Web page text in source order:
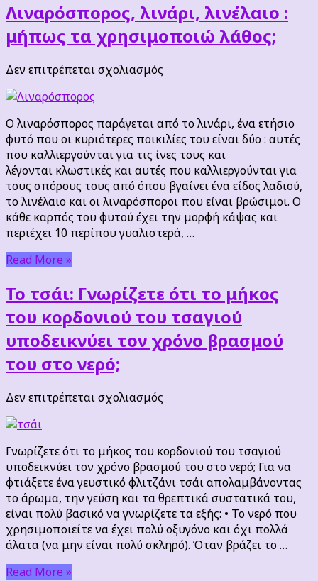
Λιναρόσπορος, λινάρι, λινέλαιο :
μήπως τα χρησιμοποιώ λάθος;
Δεν επιτρέπεται σχολιασμός
λινέλαιο
:
μήπως
τα
χρησιμοποιώ
λάθος;
Ο λιναρόσπορος παράγεται από το λινάρι, ένα ετήσιο
φυτό που οι κυριότερες ποικιλίες του είναι δύο : αυτές
που καλλιεργούνται για τις ίνες τους και
λέγονται κλωστικές και αυτές που καλλιεργούνται για
τους σπόρους τους από όπου βγαίνει ένα είδος λαδιού,
το λινέλαιο και οι λιναρόσποροι που είναι βρώσιμοι. Ο
κάθε καρπός του φυτού έχει την μορφή κάψας και
περιέχει 10 περίπου γυαλιστερά, …
Read More »
Το τσάι: Γνωρίζετε ότι το μήκος
του κορδονιού του τσαγιού
υποδεικνύει τον χρόνο βρασμού
του στο νερό;
Δεν επιτρέπεται σχολιασμός
Γνωρίζετε
ότι
το
μήκος
του
κορδονιού
του
τσαγιού
Γνωρίζετε ότι το μήκος του κορδονιού του τσαγιού
υποδεικνύει τον χρόνο βρασμού του στο νερό; Για να
φτιάξετε ένα γευστικό φλιτζάνι τσάι απολαμβάνοντας
το άρωμα, την γεύση και τα θρεπτικά συστατικά του,
είναι πολύ βασικό να γνωρίζετε τα εξής: • Το νερό που
χρησιμοποιείτε να έχει πολύ οξυγόνο και όχι πολλά
άλατα (να μην είναι πολύ σκληρό). Όταν βράζει το …
Read More »